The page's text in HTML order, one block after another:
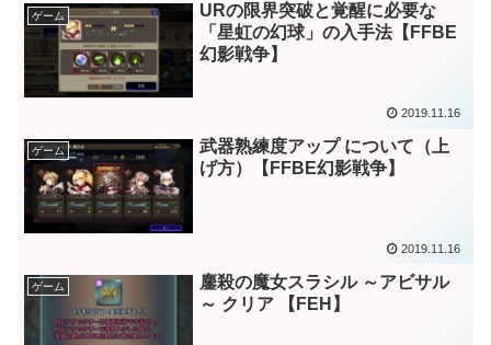
ゲーム
URの限界突破と覚醒に必要な
「星虹の幻球」の入手法【FFBE
幻影戦争】
2019.11.16
ゲーム
武器熟練度アップ について（上
げ方）【FFBE幻影戦争】
2019.11.16
ゲーム
鏖殺の魔女スラシル ～アビサル
～ クリア 【FEH】